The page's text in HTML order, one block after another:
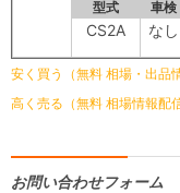
型式 車検
CS2A なし
安く買う（無料 相場・出品
高く売る（無料 相場情報配信
お問い合わせフォーム